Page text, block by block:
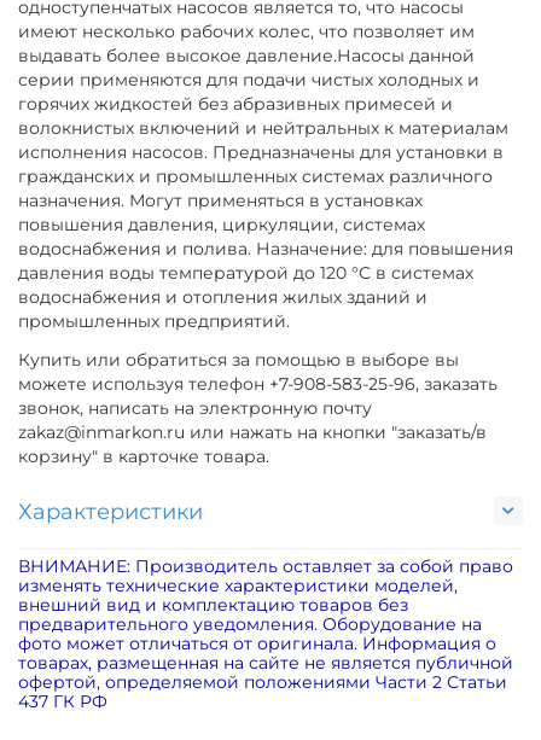
одноступенчатых насосов является то, что насосы
имеют несколько рабочих колес, что позволяет им
выдавать более высокое давление.Насосы данной
серии применяются для подачи чистых холодных и
горячих жидкостей без абразивных примесей и
волокнистых включений и нейтральных к материалам
исполнения насосов. Предназначены для установки в
гражданских и промышленных системах различного
назначения. Могут применяться в установках
повышения давления, циркуляции, системах
водоснабжения и полива. Назначение: для повышения
давления воды температурой до 120 °С в системах
водоснабжения и отопления жилых зданий и
промышленных предприятий.
Купить или обратиться за помощью в выборе вы
можете используя телефон +7-908-583-25-96, заказать
звонок, написать на электронную почту
zakaz@inmarkon.ru или нажать на кнопки "заказать/в
корзину" в карточке товара.
Характеристики
ВНИМАНИЕ: Производитель оставляет за собой право
изменять технические характеристики моделей,
внешний вид и комплектацию товаров без
предварительного уведомления. Оборудование на
фото может отличаться от оригинала. Информация о
товарах, размещенная на сайте не является публичной
офертой, определяемой положениями Части 2 Статьи
437 ГК РФ